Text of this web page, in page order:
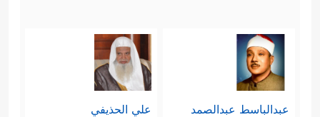
عبدالباسط عبدالصمد علي الحذيفي